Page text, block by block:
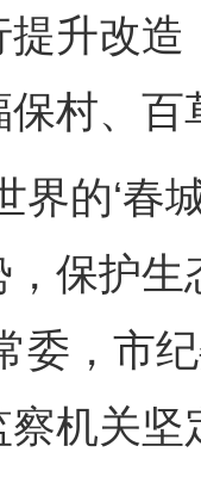
升改
村、
的‘春城
保护
委，市
机关